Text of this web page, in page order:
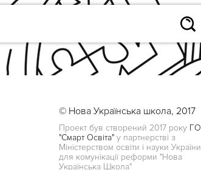
© Нова Українська школа, 2017
Проект був створений 2017 року ГО
"Смарт Освіта" у партнерстві з
Міністерством освіти і науки України
для комунікації реформи "Нова
Українська Школа"